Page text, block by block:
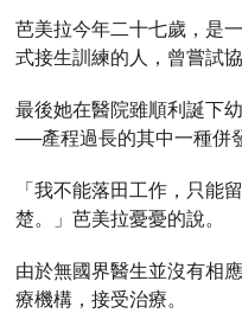
芭美拉今年二十七歲，是
式接生訓練的人，曾嘗試
最後她在醫院雖順利誕下
──產程過長的其中一種併
「我不能落田工作，只能
楚。」芭美拉憂憂的說。
由於無國界醫生並沒有相
療機構，接受治療。